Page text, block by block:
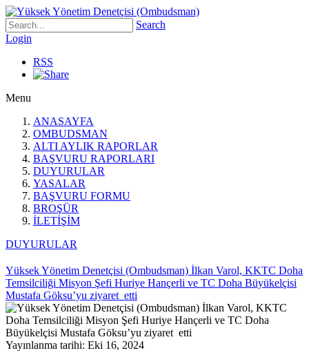
Search
Login
RSS
Menu
ANASAYFA
OMBUDSMAN
ALTI AYLIK RAPORLAR
BAŞVURU RAPORLARI
DUYURULAR
YASALAR
BAŞVURU FORMU
BROŞÜR
İLETİŞİM
DUYURULAR
Yüksek Yönetim Denetçisi (Ombudsman) İlkan Varol, KKTC Doha
Temsilciliği Misyon Şefi Huriye Hançerli ve TC Doha Büyükelçisi
Mustafa Göksu’yu ziyaret etti
Yayınlanma tarihi: Eki 16, 2024